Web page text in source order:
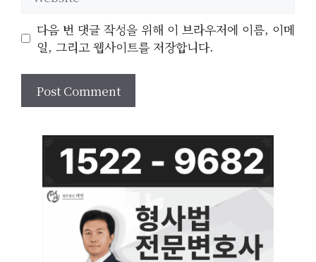
다음 번 댓글 작성을 위해 이 브라우저에 이름, 이메
일, 그리고 웹사이트를 저장합니다.